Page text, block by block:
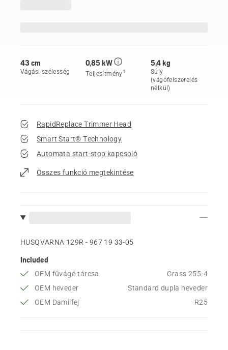
43 cm
Vágási szélesség
0,85 kW
Teljesítmény1
5,4 kg
Súly
(vágófelszerelés
nélkül)
RapidReplace Trimmer Head
Smart Start® Technology
Automata start-stop kapcsoló
Összes funkció megtekintése
HUSQVARNA 129R - 967 19 33‑05
Included
OEM fűvágó tárcsa
Grass 255-4
OEM heveder
Standard dupla heveder
OEM Damilfej
R25